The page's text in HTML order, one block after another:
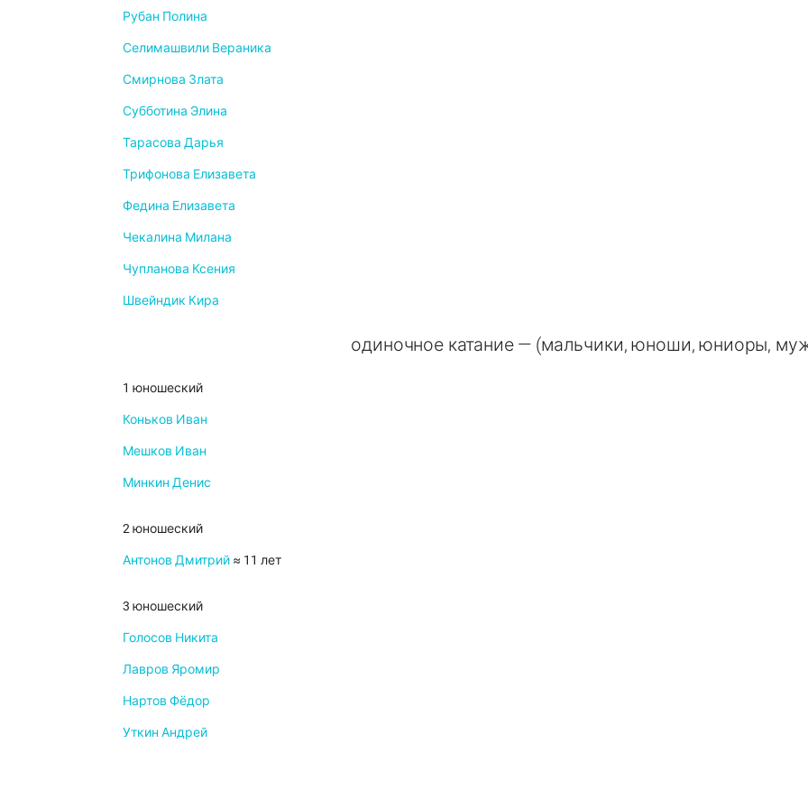
Рубан Полина
Селимашвили Вераника
Смирнова Злата
Субботина Элина
Тарасова Дарья
Трифонова Елизавета
Федина Елизавета
Чекалина Милана
Чупланова Ксения
Швейндик Кира
одиночное катание — (мальчики, юноши, юниоры,
1 юношеский
Коньков Иван
Мешков Иван
Минкин Денис
2 юношеский
Антонов Дмитрий ≈ 11 лет
3 юношеский
Голосов Никита
Лавров Яромир
Нартов Фёдор
Уткин Андрей